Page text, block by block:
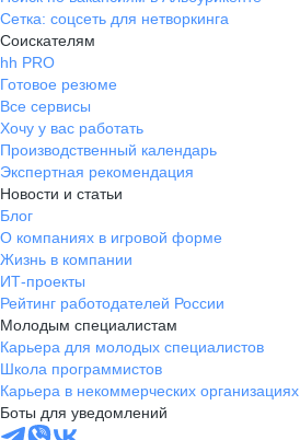
Сетка: соцсеть для нетворкинга
Соискателям
hh PRO
Готовое резюме
Все сервисы
Хочу у вас работать
Производственный календарь
Экспертная рекомендация
Новости и статьи
Блог
О компаниях в игровой форме
Жизнь в компании
ИТ-проекты
Рейтинг работодателей России
Молодым специалистам
Карьера для молодых специалистов
Школа программистов
Карьера в некоммерческих организациях
Боты для уведомлений